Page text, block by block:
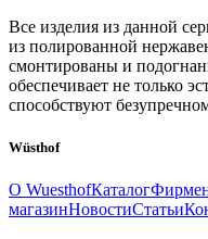
Все изделия из данной
из полированной
смонтированы и
обеспечивает не только
способствуют
Wüsthof
О WuesthofКаталог
магазинНовостиСтатьи